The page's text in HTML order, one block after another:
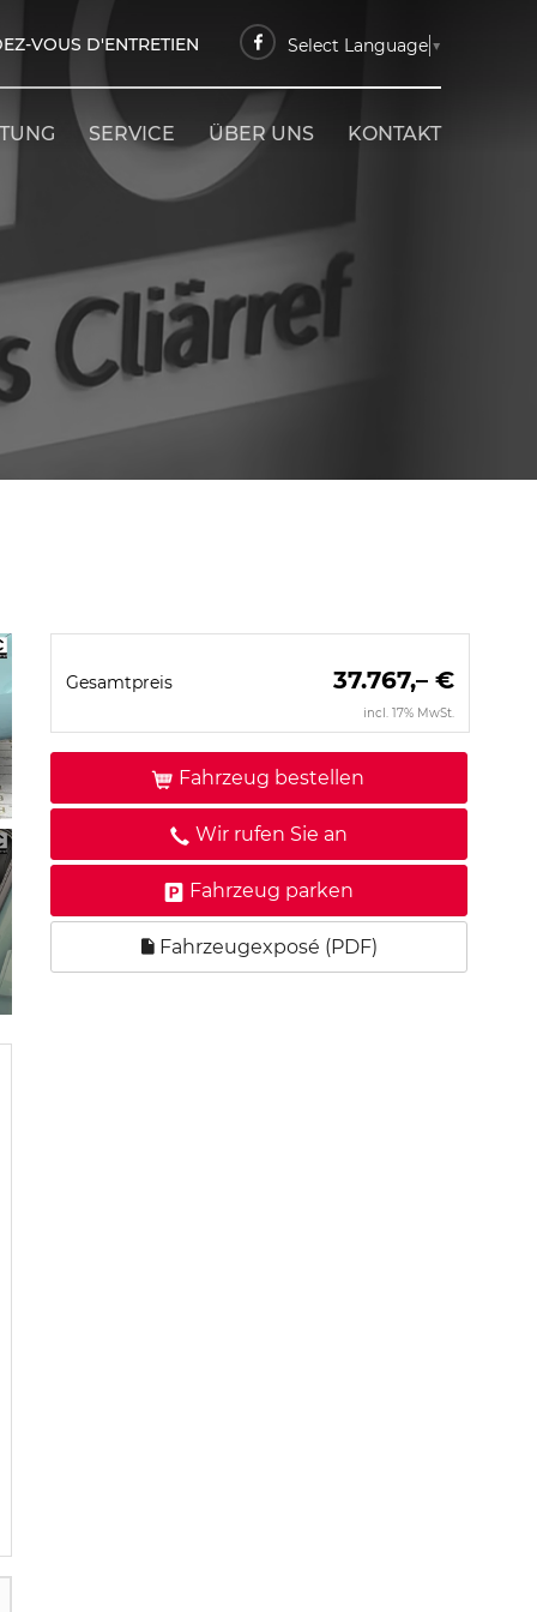
VOUS D'ENTRETIEN Select Language ▼
SERVICE ÜBER UNS KONTAKT
Gesamtpreis 37.767,– €
incl. 17% MwSt.
Fahrzeug bestellen
Wir rufen Sie an
Fahrzeug parken
Fahrzeugexposé (PDF)